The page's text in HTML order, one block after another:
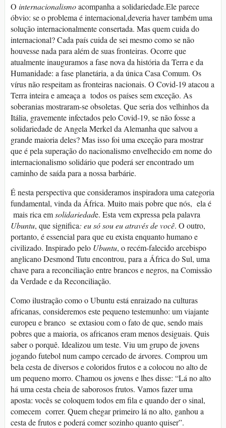
O internacionalismoacompanha a solidariedade.Ele parece
óbvio: se o problema é internacional,deveria haver também uma
solução internacionalmente consertada. Mas quem cuida do
internacional? Cada país cuida de sei mesmo como se não
houvesse nada para além de suas fronteiras. Ocorre que
atualmente inauguramos a fase nova da história da Terra e da
Humanidade: a fase planetária, a da única Casa Comum. Os
vírus não respeitam as fronteiras nacionais. O Covid-19 atacou a
Terra inteira e ameaça a todos os países sem exceção. As
soberanias mostraram-se obsoletas. Que seria dos velhinhos da
Itália, gravemente infectados pelo Covid-19, se não fosse a
solidariedade de Angela Merkel da Alemanha que salvou a
grande maioria deles? Mas isso foi uma exceção para mostrar
que é pela superação do nacionalismo envelhecido em nome do
internacionalismo solidário que poderá ser encontrado um
caminho de saída para a nossa barbárie.
É nesta perspectiva que consideramos inspiradora uma categoria
fundamental, vinda da África. Muito mais pobre que nós, ela é
mais rica emsolidariedade. Esta vem expressa pela palavra
Ubuntu, que significa: eu só sou eu através de você. O outro,
portanto, é essencial para que eu exista enquanto humano e
civilizado. Inspirado pelo Ubuntu, o recém-falecido arcebispo
anglicano Desmond Tutu encontrou, para a África do Sul, uma
chave para a reconciliação entre brancos e negros, na Comissão
da Verdade e da Reconciliação.
Como ilustração como o Ubuntu está enraizado na culturas
africanas, consideremos este pequeno testemunho: um viajante
europeu e branco se extasiou com o fato de que, sendo mais
pobres que a maioria, os africanos eram menos desiguais. Quis
saber o porquê. Idealizou um teste. Viu um grupo de jovens
jogando futebol num campo cercado de árvores. Comprou um
bela cesta de diversos e coloridos frutos e a colocou no alto de
um pequeno morro. Chamou os jovens e lhes disse: “Lá no alto
há uma cesta cheia de saborosos frutos. Vamos fazer uma
aposta: vocês se coloquem todos em fila e quando der o sinal,
comecem correr. Quem chegar primeiro lá no alto, ganhou a
cesta de frutos e poderá comer sozinho quanto quiser”.